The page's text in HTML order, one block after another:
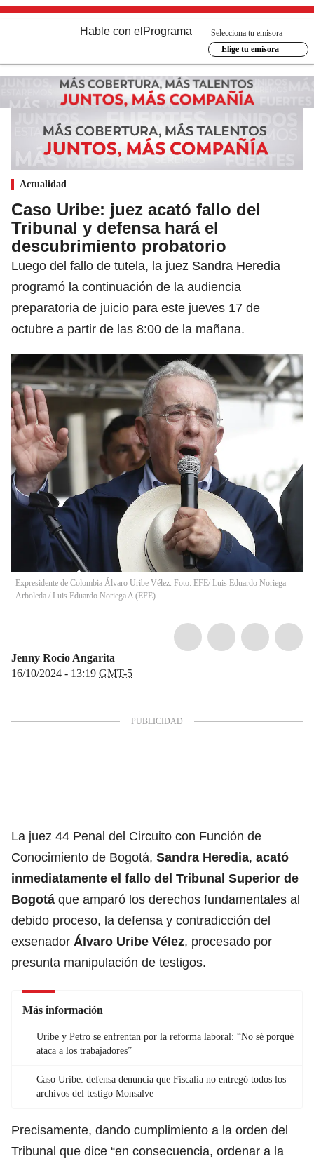
Hable con el Programa
Selecciona tu emisora
Elige tu emisora
Actualidad
Caso Uribe: juez acató fallo del
Tribunal y defensa hará el
descubrimiento probatorio
Luego del fallo de tutela, la juez Sandra Heredia
programó la continuación de la audiencia
preparatoria de juicio para este jueves 17 de
octubre a partir de las 8:00 de la mañana.
Expresidente de Colombia Álvaro Uribe Vélez. Foto: EFE/ Luis Eduardo Noriega
Arboleda / Luis Eduardo Noriega A (EFE)
Jenny Rocio Angarita
16/10/2024 - 13:19 GMT-5
La juez 44 Penal del Circuito con Función de
Conocimiento de Bogotá, Sandra Heredia, acató
inmediatamente el fallo del Tribunal Superior de
Bogotá que amparó los derechos fundamentales al
debido proceso, la defensa y contradicción del
exsenador Álvaro Uribe Vélez, procesado por
presunta manipulación de testigos.
Más información
Uribe y Petro se enfrentan por la reforma laboral: “No sé porqué
ataca a los trabajadores”
Caso Uribe: defensa denuncia que Fiscalía no entregó todos los
archivos del testigo Monsalve
Precisamente, dando cumplimiento a la orden del
Tribunal que dice “en consecuencia, ordenar a la